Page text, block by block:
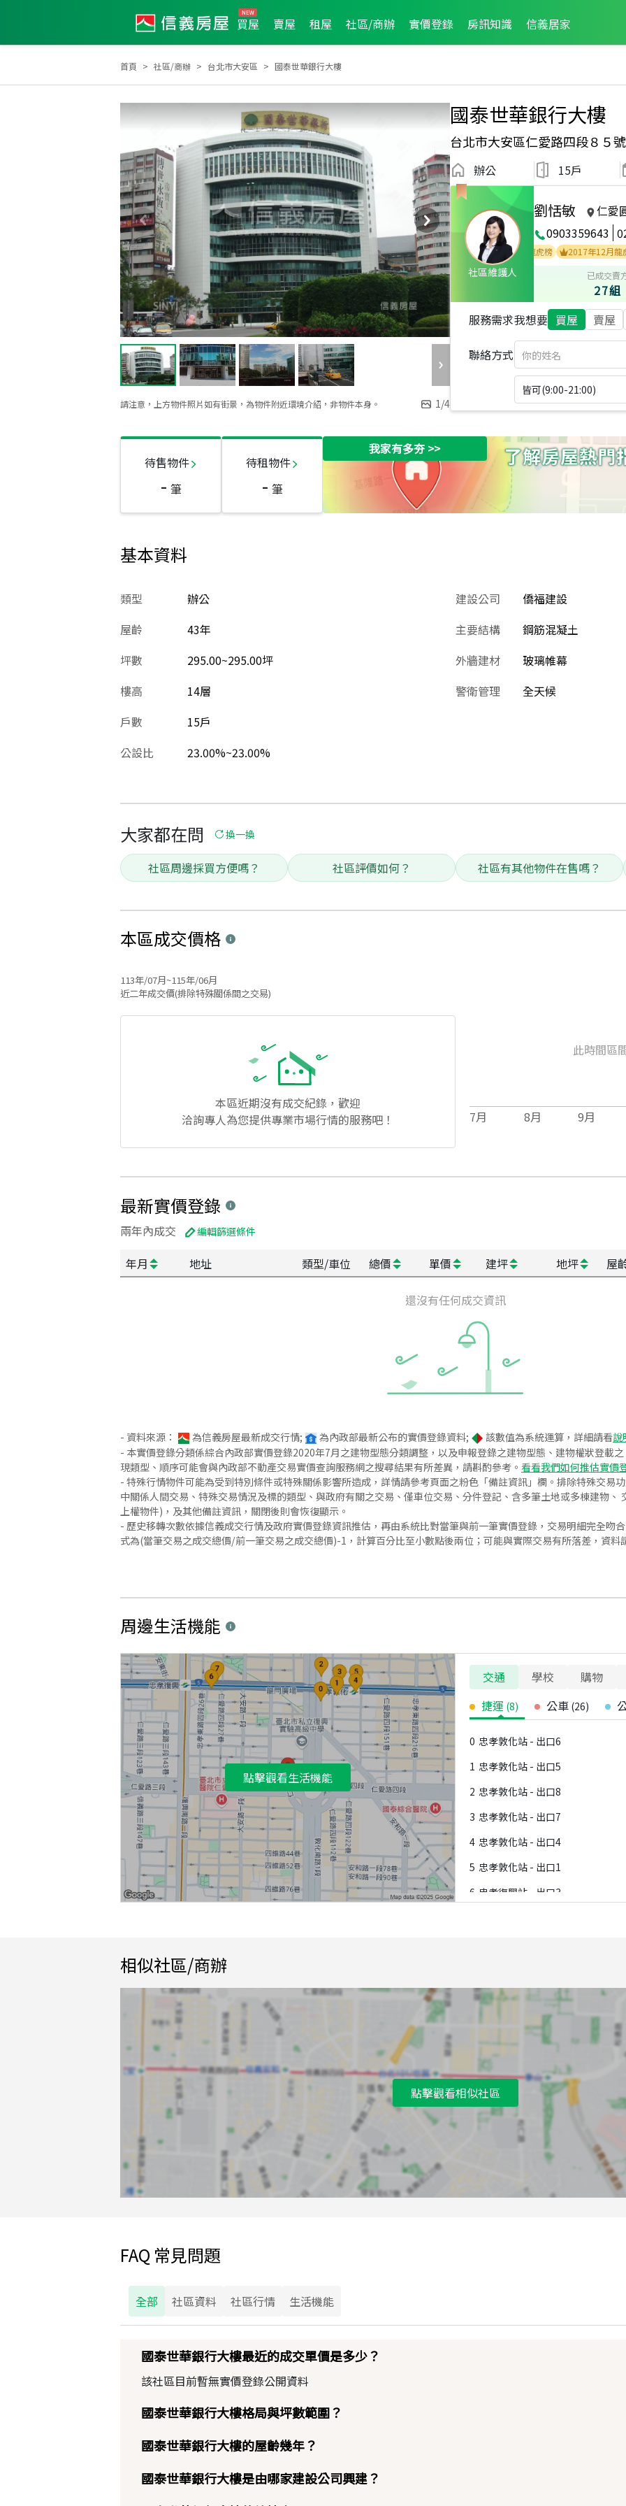
買屋 賣屋 租屋 社區/商辦 實價登錄 房訊知識 信義居家
首頁 社區/商辦 台北市大安區 國泰世華銀行大樓
請注意，上方物件照片如有街景，為物件附近環境介紹，非物件本身。 1/4
國泰世華銀行大樓
台北市大安區仁愛路四段８５號
辦公 15戶
社區維護人
劉恬敏
仁愛
0903359643
全公司2018年9月業績TOP1 2021年10月業績破百萬經紀人員 2019年5月龍虎榜 2018年8月龍虎榜
2017年12月龍虎榜
已成交賣
27組
服務需求我想要 買屋 賣屋
聯絡方式
皆可(9:00-21:00)
待售物件
- 筆
待租物件
- 筆
我家有多夯>>
基本資料
類型
辦公
屋齡
43年
坪數
295.00~295.00坪
樓高
14層
戶數
15戶
公設比
23.00%~23.00%
建設公司
僑福建設
主要結構
鋼筋混凝土
外牆建材
玻璃帷幕
警衛管理
全天候
大家都在問 換一換
社區周邊採買方便嗎？ 社區評價如何？ 社區有其他物件在售嗎？
本區成交價格
113年/07月~115年/06月
近二年成交價(排除特殊關係間之交易)
本區近期沒有成交紀錄，歡迎
洽詢專人為您提供專業市場行情的服務吧！
此時間區
7月 8月 9月
最新實價登錄
兩年內成交 編輯篩選條件
年月 地址 類型/車位 總價 單價 建坪 地坪 屋
還沒有任何成交資訊
- 資料來源： 為信義房屋最新成交行情; 為內政部最新公布的實價登錄資料; 該數值為系統運算，詳細請看說
- 本實價登錄分類係綜合內政部實價登錄2020年7月之建物型態分類調整，以及申報登錄之建物型態、建物權狀登載
現類型、順序可能會與內政部不動產交易實價查詢服務網之搜尋結果有所差異，請斟酌參考。 看看我們如何推估實價
- 特殊行情物件可能為受到特別條件或特殊關係影響所造成，詳情請參考頁面之粉色「備註資訊」欄。排除特殊交易
中關係人間交易、特殊交易情況及標的類型、與政府有關之交易、僅車位交易、分件登記、含多筆土地或多棟建物、
上權物件)，及其他備註資訊，關閉後則會恢復顯示。
- 歷史移轉次數依據信義成交行情及政府實價登錄資訊推估，再由系統比對當筆與前一筆實價登錄，交易明細完全吻
式為(當筆交易之成交總價/前一筆交易之成交總價)-1，計算百分比至小數點後兩位；可能與實際交易有所落差，資料
周邊生活機能
點擊觀看生活機能
交通 學校 購物
捷運 (8) 公車 (26)
0 忠孝敦化站 - 出口6
1 忠孝敦化站 - 出口5
2 忠孝敦化站 - 出口8
3 忠孝敦化站 - 出口7
4 忠孝敦化站 - 出口4
5 忠孝敦化站 - 出口1
6 忠孝復興站 - 出口3
相似社區/商辦
點擊觀看相似社區
FAQ 常見問題
全部 社區資料 社區行情 生活機能
國泰世華銀行大樓最近的成交單價是多少？
該社區目前暫無實價登錄公開資料
國泰世華銀行大樓格局與坪數範圍？
國泰世華銀行大樓的屋齡幾年？
國泰世華銀行大樓是由哪家建設公司興建？